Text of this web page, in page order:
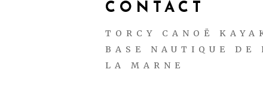
CONTACT
TORCY CANOË
BASE NAUTIQUE DE
LA MARNE